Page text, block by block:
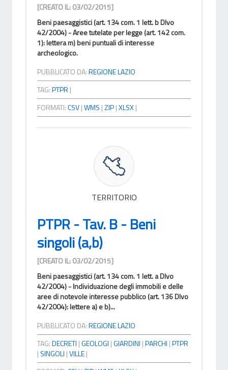
[CREATO IL: 03/02/2015]
Beni paesaggistici (art. 134 com. 1 lett. b Dlvo
42/2004) - Aree tutelate per legge (art. 142 com.
1): lettera m) beni puntuali di interesse
archeologico.
PUBBLICATO DA:REGIONE LAZIO
TAG:PTPR |
FORMATI:CSV|WMS |ZIP|XLSX|
TERRITORIO
PTPR - Tav. B - Beni
singoli (a,b)
[CREATO IL: 03/02/2015]
Beni paesaggistici (art. 134 com. 1 lett. a Dlvo
42/2004) - Individuazione degli immobili e delle
aree di notevole interesse pubblico (art. 136 Dlvo
42/2004): lettere a) e b)...
PUBBLICATO DA:REGIONE LAZIO
TAG:DECRETI |GEOLOGI |GIARDINI |PARCHI |PTPR
| SINGOLI |VILLE|